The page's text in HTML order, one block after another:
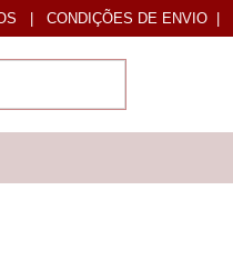
| CONDIÇÕES DE ENVIO |